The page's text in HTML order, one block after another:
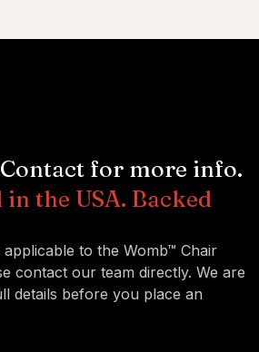
for more info.
the USA. Backed
to the Womb™ Chair
contact our team directly. We are
details before you place an